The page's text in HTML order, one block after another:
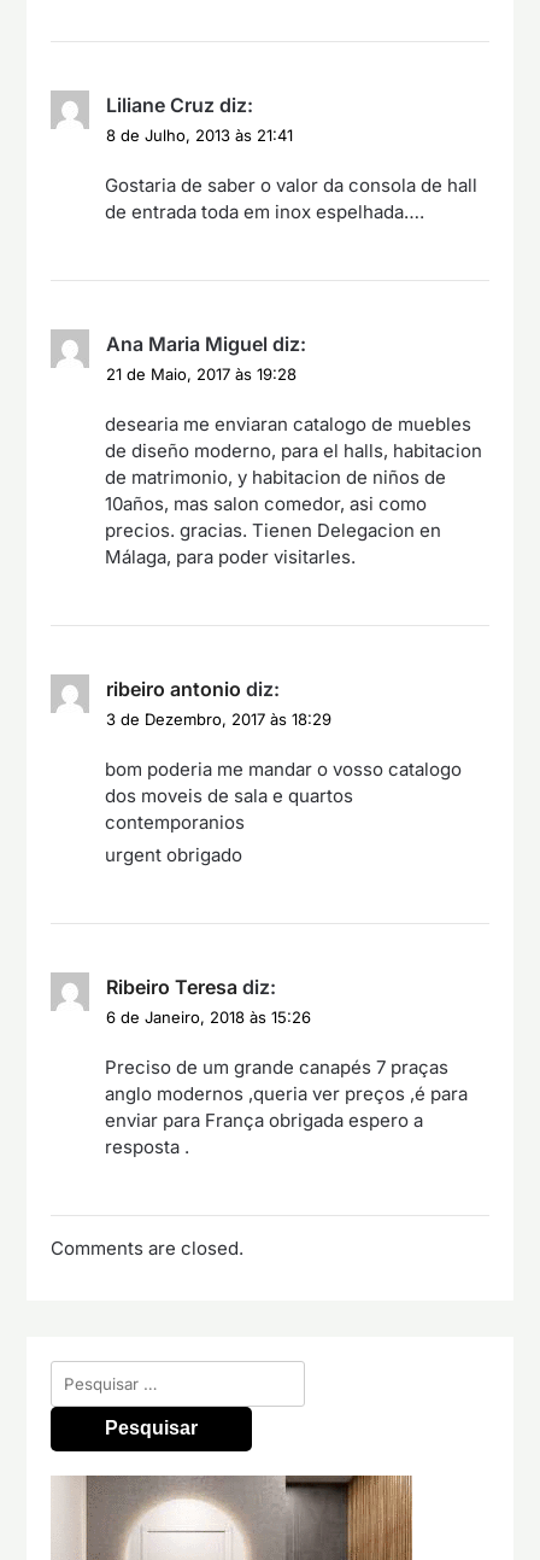
Liliane Cruz diz:
8 de Julho, 2013 às 21:41
Gostaria de saber o valor da consola de hall
de entrada toda em inox espelhada….
Ana Maria Miguel diz:
21 de Maio, 2017 às 19:28
desearia me enviaran catalogo de muebles
de diseño moderno, para el halls, habitacion
de matrimonio, y habitacion de niños de
10años, mas salon comedor, asi como
precios. gracias. Tienen Delegacion en
Málaga, para poder visitarles.
ribeiro antonio diz:
3 de Dezembro, 2017 às 18:29
bom poderia me mandar o vosso catalogo
dos moveis de sala e quartos
contemporanios
urgent obrigado
Ribeiro Teresa diz:
6 de Janeiro, 2018 às 15:26
Preciso de um grande canapés 7 praças
anglo modernos ,queria ver preços ,é para
enviar para França obrigada espero a
resposta .
Comments are closed.
Pesquisar
por: